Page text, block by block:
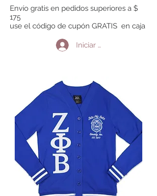
Envío gratis en pedidos superiores a $
175
use el código de cupón GRATIS en caja
Iniciar sesión